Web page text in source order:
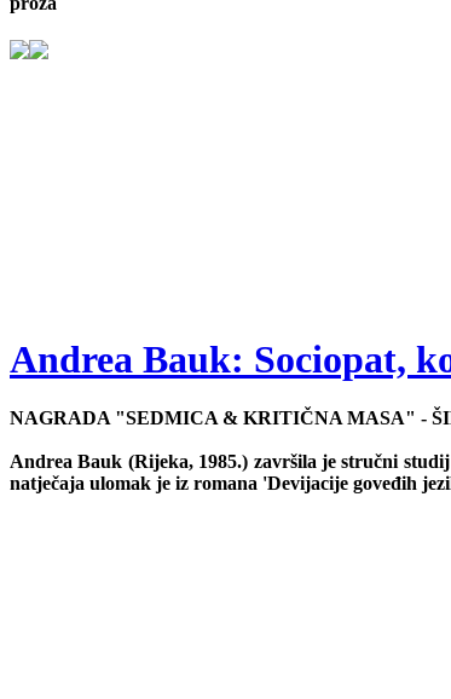
Andrea Bauk: Sociopat,
NAGRADA "SEDMICA & KRITIČNA MASA" -
Andrea Bauk (Rijeka, 1985.) završila je stručni
natječaja ulomak je iz romana 'Devijacije goveđih